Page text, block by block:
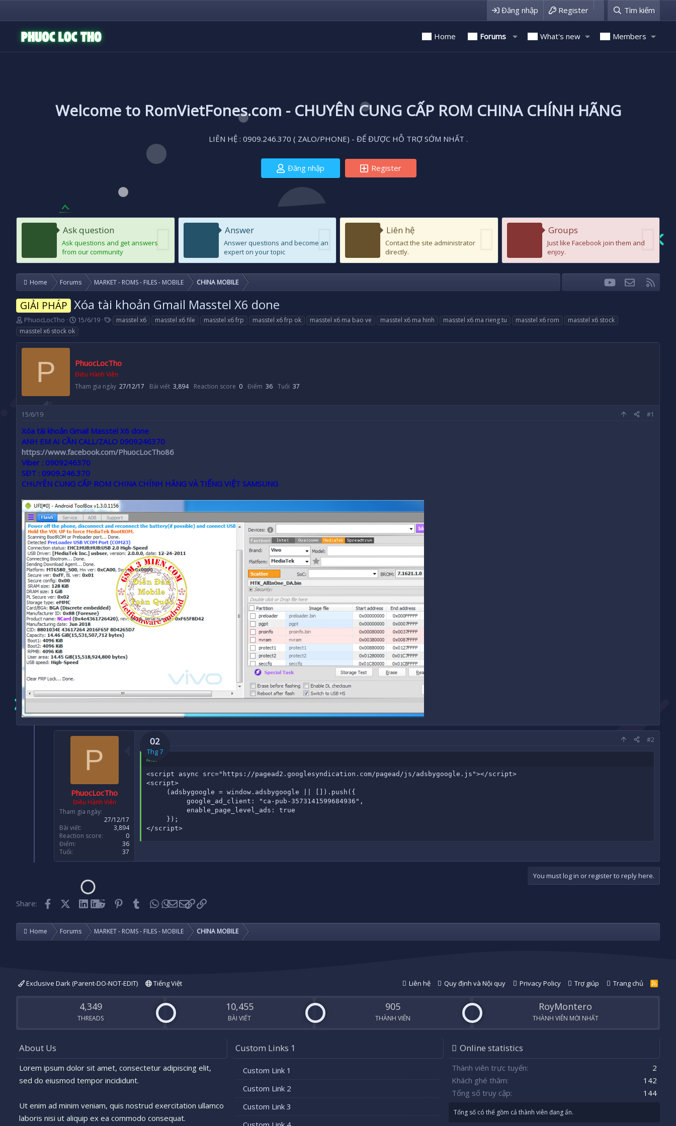
Đăng nhập Register Tìm kiếm
Home Forums What's new Members
Welcome to RomVietFones.com - CHUYÊN CUNG CẤP ROM CHINA CHÍNH HÃNG
LIÊN HỆ : 0909.246.370 ( ZALO/PHONE) - ĐỂ ĐƯỢC HỖ TRỢ SỚM NHẤT .
Đăng nhập Register
Ask question
Ask questions and get answers
from our community
Answer
Answer questions and become an
expert on your topic
Liên hệ
Contact the site administrator
directly.
Groups
Just like Facebook join them and
enjoy.
Home Forums MARKET - ROMS - FILES - MOBILE CHINA MOBILE FacebookTwitteryoutubeLiên hệ
GIẢI PHÁP Xóa tài khoản Gmail Masstel X6 done
T
h
r
e
e
r
PhuocLocTho
N
g
à
ử
i
15/6/19
T masstel x6 masstel x6 file masstel x6 frp masstel x6 frp ok masstel x6 ma bao ve masstel x6 ma hinh masstel x6 ma rieng tu masstel x6 rom
masstel x6 stock
masstel x6 stock ok
P PhuocLocTho
Điều Hành Viên
Tham gia ngày 27/12/17 Bài viết 3,894 Reaction score 0 Điểm 36 Tuổi 37
15/6/19 #1
Xóa tài khoản Gmail Masstel X6 done
ANH EM AI CẦN CALL/ZALO 0909246370
https://www.facebook.com/PhuocLocTho86
Viber : 0909246370
SĐT : 0909.246.370
CHUYÊN CUNG CẤP ROM CHINA CHÍNH HÃNG VÀ TIẾNG VIỆT SAMSUNG
P
PhuocLocTho
Điều Hành Viên
Tham gia ngày
27/12/17
Bài viết
3,894
Reaction score
0
Điểm
36
Tuổi
37
02
Thg 7
#2
Mã:
<script async src="https://pagead2.googlesyndication.com/pagead/js/adsbygoogle.js"></script>
<script>
     (adsbygoogle = window.adsbygoogle || []).push({
          google_ad_client: "ca-pub-3573141599684936",
          enable_page_level_ads: true
     });
</script>
You must log in or register to reply here.
Share: FacebookX (Twitter)LinkedIn
Reddit PinterestTumblr WhatsApp
EmailLink
Home Forums MARKET - ROMS - FILES - MOBILE CHINA MOBILE
Exclusive Dark (Parent-DO-NOT-EDIT) Tiếng Việt Liên hệ Quy định và Nội quy Privacy Policy Trợ giúp Trang chủ
R
S
4,349
THREADS
10,455
BÀI VIẾT
905
THÀNH VIÊN
RoyMontero
THÀNH VIÊN MỚI NHẤT
About Us
Lorem ipsum dolor sit amet, consectetur adipiscing elit,
sed do eiusmod tempor incididunt.
Ut enim ad minim veniam, quis nostrud exercitation ullamco
laboris nisi ut aliquip ex ea commodo consequat.
Custom Links 1
Custom Link 1
Custom Link 2
Custom Link 3
Online statistics
Thành viên trực tuyến
2
Khách ghé thăm
142
Tổng số truy cập
144
Tổng số có thể gồm cả thành viên đang ẩn.